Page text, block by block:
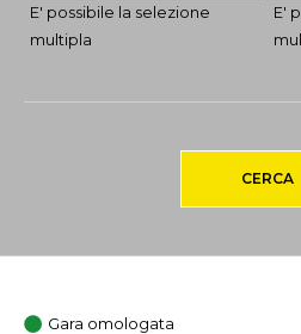
E' possibile la selezione
multipla
E'
CERCA
Gara omologata